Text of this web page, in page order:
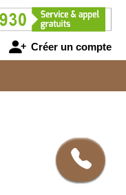
Créer un compte